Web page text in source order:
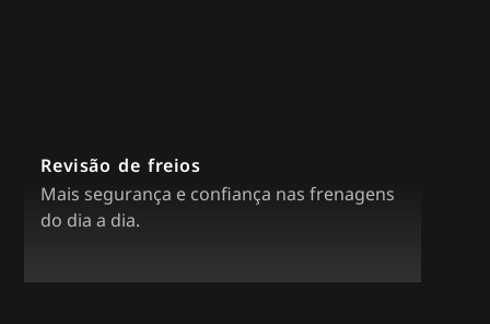
Revisão de freios
Mais segurança e confiança nas frenagens
do dia a dia.